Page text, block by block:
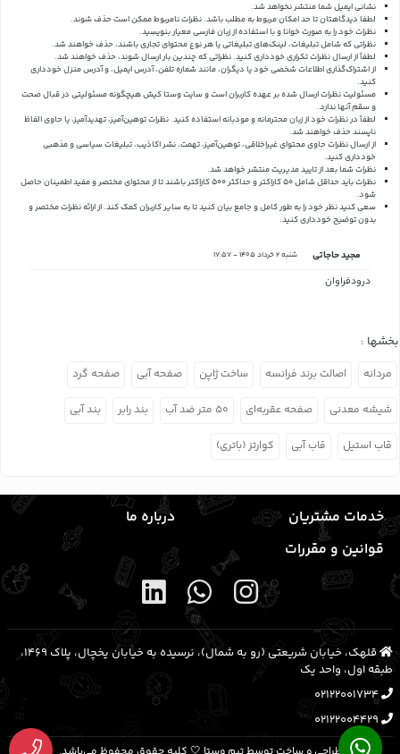
نشانی ایمیل شما منتشر نخواهد شد.
لطفا دیدگاهتان تا حد امکان مربوط به مطلب باشد. نظرات نامربوط ممکن است حذف شوند.
نظرات خود را به صورت خوانا و با استفاده از زبان فارسی معیار بنویسید.
نظراتی که شامل تبلیغات، لینک‌های تبلیغاتی یا هر نوع محتوای تجاری باشند، حذف خواهند شد.
لطفاً از ارسال نظرات تکراری خودداری کنید. نظراتی که چندین بار ارسال شوند، حذف خواهند شد.
از اشتراک‌گذاری اطلاعات شخصی خود یا دیگران، مانند شماره تلفن، آدرس ایمیل، و آدرس منزل خودداری
کنید.
مسئولیت نظرات ارسال شده بر عهده کاربران است و سایت وستا کیش هیچگونه مسئولیتی در قبال صحت
و سقم آنها ندارد.
لطفاً در نظرات خود از زبان محترمانه و مودبانه استفاده کنید. نظرات توهین‌آمیز، تهدیدآمیز، یا حاوی الفاظ
ناپسند حذف خواهند شد.
از ارسال نظرات حاوی محتوای غیراخلاقی، توهین‌آمیز، تهمت، نشر اکاذیب، تبلیغات سیاسی و مذهبی
خودداری کنید.
نظرات شما بعد از تایید مدیریت منتشر خواهد شد.
نظرات باید حداقل شامل 50 کاراکتر و حداکثر 500 کاراکتر باشند تا از محتوای مختصر و مفید اطمینان حاصل
شود.
سعی کنید نظر خود را به طور کامل و جامع بیان کنید تا به سایر کاربران کمک کند.از ارائه نظرات مختصر و
بدون توضیح خودداری کنید.
مجید حاجاتی شنبه 2 خرداد 1405 - 17:57
درودفراوان
بخشها :
مردانه اصالت برند فرانسه ساخت ژاپن صفحه آبی صفحه گرد
شیشه معدنی صفحه عقربه‌ای ۵۰ متر ضد آب بند رابر بند آبی
قاب استیل قاب آبی کوارتز (باتری)
خدمات مشتریان
درباره ما
قوانین و مقررات
قلهک، خیابان شریعتی (رو به شمال)، نرسیده به خیابان یخچال، پلاک ۱۴۶۹،
طبقه اول، واحد یک
02122001734
02122004429